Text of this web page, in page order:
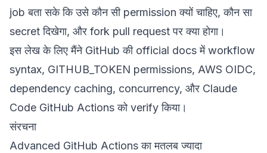
job बता सके कि उसे कौन सी permission क्यों चाहिए, कौन सा
secret दिखेगा, और fork pull request पर क्या होगा।
इस लेख के लिए मैंने GitHub की official docs मेंworkflow
syntax, GITHUB_TOKEN permissions, AWS OIDC,
dependency caching, concurrency, और Claude
Code GitHub Actionsको verify किया।
संरचना
Advanced GitHub Actions का मतलब ज्यादा